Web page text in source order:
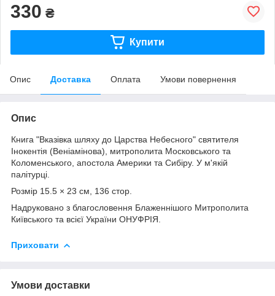
330 ₴
Купити
Опис Доставка Оплата Умови повернення
Опис
Книга "Вказівка ​​шляху до Царства Небесного" святителя
Інокентія (Веніамінова), митрополита Московського та
Коломенського, апостола Америки та Сибіру. У м'якій
палітурці.
Розмір 15.5 × 23 см, 136 стор.
Надруковано з благословення Блаженнішого Митрополита
Київського та всієї України ОНУФРІЯ.
Приховати
Умови доставки